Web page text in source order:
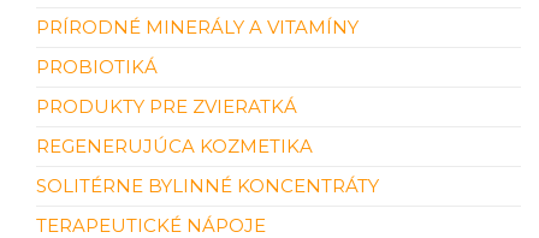
PRÍRODNÉ MINERÁLY A VITAMÍNY
PROBIOTIKÁ
PRODUKTY PRE ZVIERATKÁ
REGENERUJÚCA KOZMETIKA
SOLITÉRNE BYLINNÉ KONCENTRÁTY
TERAPEUTICKÉ NÁPOJE